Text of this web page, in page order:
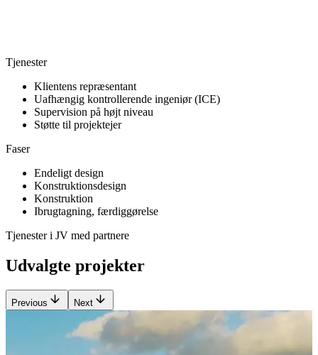
Tjenester
Klientens repræsentant
Uafhængig kontrollerende ingeniør (ICE)
Supervision på højt niveau
Støtte til projektejer
Faser
Endeligt design
Konstruktionsdesign
Konstruktion
Ibrugtagning, færdiggørelse
Tjenester i JV med partnere
Udvalgte projekter
Previous Next